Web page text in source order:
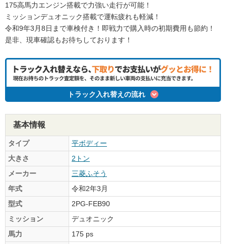
175高馬力エンジン搭載で力強い走行が可能！
ミッションデュオニック搭載で運転疲れも軽減！
令和9年3月8日まで車検付き！即戦力で購入時の初期費用も節約！
是非、現車確認もお待ちしております！
トラック入れ替えの流れ
基本情報
タイプ
平ボディー
大きさ
2トン
メーカー
三菱ふそう
年式
令和2年3月
型式
2PG-FEB90
ミッション
デュオニック
馬力
175 ps